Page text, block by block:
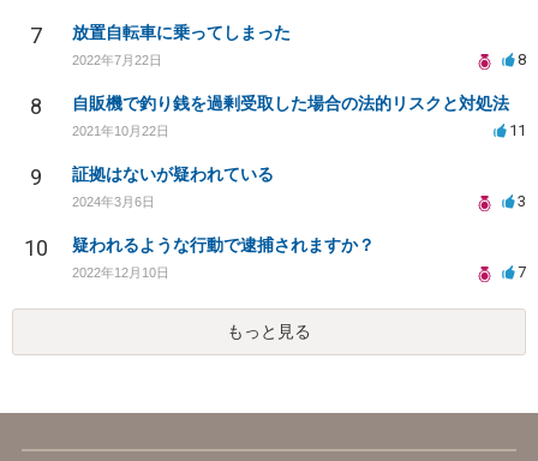
7 放置自転車に乗ってしまった
2022年7月22日 8
8 自販機で釣り銭を過剰受取した場合の法的リスクと対処法
2021年10月22日 11
9 証拠はないが疑われている
2024年3月6日 3
10 疑われるような行動で逮捕されますか？
2022年12月10日 7
もっと見る